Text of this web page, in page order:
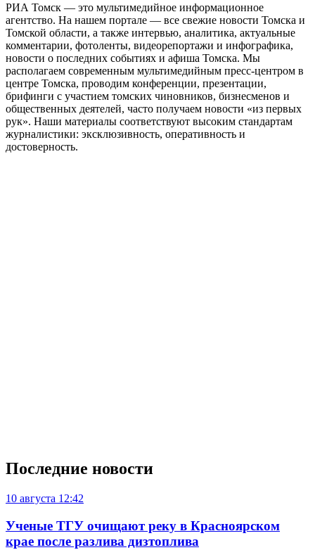
РИА Томск — это мультимедийное информационное
агентство. На нашем портале — все свежие новости Томска и
Томской области, а также интервью, аналитика, актуальные
комментарии, фотоленты, видеорепортажи и инфографика,
новости о последних событиях и афиша Томска. Мы
располагаем современным мультимедийным пресс-центром в
центре Томска, проводим конференции, презентации,
брифинги с участием томских чиновников, бизнесменов и
общественных деятелей, часто получаем новости «из первых
рук». Наши материалы соответствуют высоким стандартам
журналистики: эксклюзивность, оперативность и
достоверность.
Последние новости
10 августа 12:42
Ученые ТГУ очищают реку в Красноярском
крае после разлива дизтоплива